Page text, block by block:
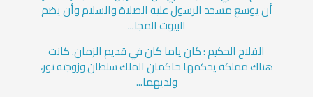
أن يوسع مسجد الرسول عليه الصلاة والسلام وأن يضم
البيوت المجا...
الفلاح الحكيم : كان ياما كان في قديم الزمان. كانت
هناك مملكة يحكمها حاكمان الملك سلطان وزوجته نور،
ولديهما...